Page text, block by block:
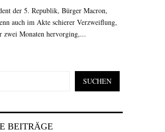
der 5. Republik, Bürger Macron,
auch im Akte schierer Verzweiflung,
zwei Monaten hervorging,...
SUCHEN
BEITRÄGE